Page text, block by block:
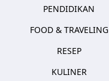
PENDIDIKAN
FOOD & TRAVELING
RESEP
KULINER